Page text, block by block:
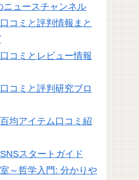
ニュースチャンネル
コミと評判情報まと
コミとレビュー情報
コミと評判研究ブロ
均アイテム口コミ紹
スタートガイド
～哲学入門: 分かりや